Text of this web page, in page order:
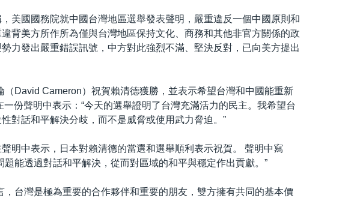
美國國務院就中國台灣地區選舉發表聲明，嚴重違反一個中國原則和
背美方所作所為僅與台灣地區保持文化、商務和其他非官方關係的政
力發出嚴重錯誤訊號，中方對此強烈不滿、堅決反對，已向美方提出
（David Cameron）祝賀賴清德獲勝，並表示希望台灣和中國能重新
份聲明中表示：“今天的選舉證明了台灣充滿活力的民主。我希望台
對話和平解決分歧，而不是威脅或使用武力脅迫。”
明中表示，日本對賴清德的當選和選舉順利表示祝賀。 聲明中寫
題能透過對話和平解決，從而對區域的和平與穩定作出貢獻。”
，台灣是極為重要的合作夥伴和重要的朋友，雙方擁有共同的基本價